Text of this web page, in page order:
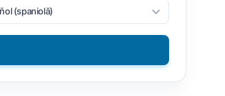
(spaniolă)